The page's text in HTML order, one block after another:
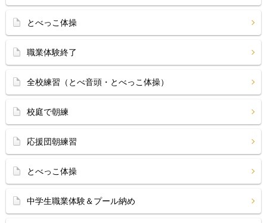
とべっこ体操
職業体験終了
全校練習（とべ音頭・とべっこ体操）
校庭で朝練
応援団朝練習
とべっこ体操
中学生職業体験＆プール納め